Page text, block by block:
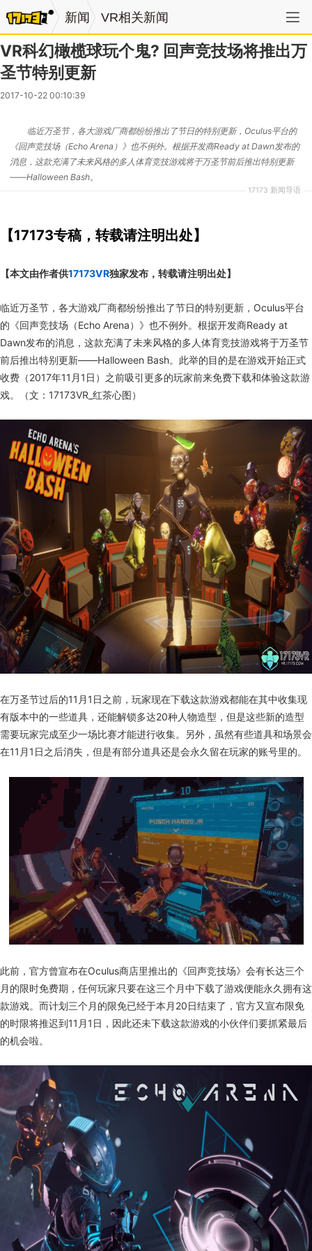
新闻 VR相关新闻
VR科幻橄榄球玩个鬼? 回声竞技场将推出万
圣节特别更新
2017-10-22 00:10:39
17173 新闻导语
临近万圣节，各大游戏厂商都纷纷推出了节日的特别更新，Oculus平台的
《回声竞技场（Echo Arena）》也不例外。根据开发商Ready at Dawn发布的
消息，这款充满了未来风格的多人体育竞技游戏将于万圣节前后推出特别更新
——Halloween Bash。
【17173专稿，转载请注明出处】
【本文由作者供17173VR独家发布，转载请注明出处】
临近万圣节，各大游戏厂商都纷纷推出了节日的特别更新， Oculus平台
的《回声竞技场（Echo Arena）》也不例外。根据开发商Ready at
Dawn发布的消息，这款充满了未来风格的多人体育竞技游戏将于万圣节
前后推出特别更新——Halloween Bash。此举的目的是在游戏开始正式
收费（2017年11 月 1 日）之前吸引更多的玩家前来免费下载和体验这款游
戏。（文： 17173VR_ 红茶心图）
在万圣节过后的11 月 1 日之前，玩家现在下载这款游戏都能在其中收集现
有版本中的一些道具，还能解锁多达20种人物造型，但是这些新的造型
需要玩家完成至少一场比赛才能进行收集。另外，虽然有些道具和场景会
在11 月 1 日之后消失，但是有部分道具还是会永久留在玩家的账号里的。
此前， 官方曾宣布在Oculus商店里推出的《回声竞技场》会有长达三个
月的限时免费期，任何玩家只要在这三个月中下载了游戏便能永久拥有这
款游戏。而计划三个月的限免已经于本月 20日结束了，官方又宣布限免
的时限将推迟到11 月 1 日，因此还未下载这款游戏的小伙伴们要抓紧最后
的机会啦。